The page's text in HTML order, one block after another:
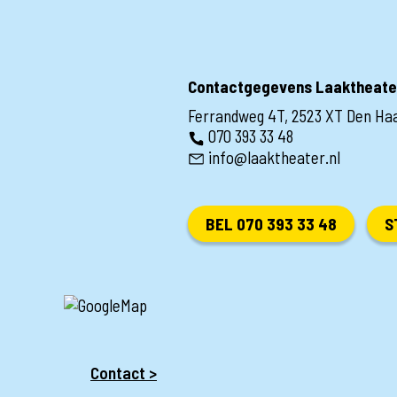
Contactgegevens
Ferrandweg 4T, 2523 XT Den
070 393 33 48
info@laaktheater.nl
BEL 070 393 33 48
Contact >